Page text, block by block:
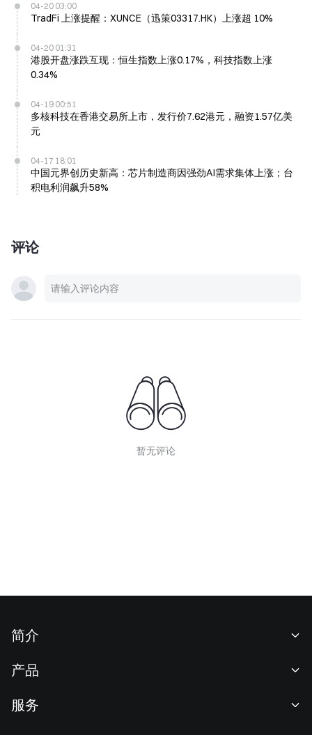
04-20 03:00
TradFi 上涨提醒：XUNCE（迅策03317.HK）上涨超 10%
04-20 01:31
港股开盘涨跌互现：恒生指数上涨0.17%，科技指数上涨
0.34%
04-19 00:51
多核科技在香港交易所上市，发行价7.62港元，融资1.57亿美
元
04-17 18:01
中国元界创历史新高：芯片制造商因强劲AI需求集体上涨；台
积电利润飙升58%
评论
暂无评论
简介
新闻中心
产品
服务